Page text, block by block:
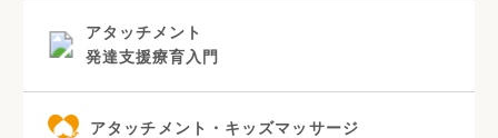
アタッチメント
発達支援療育入門
アタッチメント・キッズマッサージ